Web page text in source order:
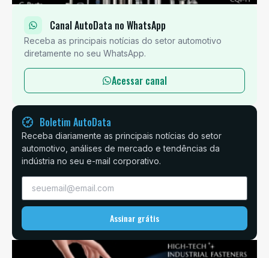
Canal AutoData no WhatsApp
Receba as principais notícias do setor automotivo
diretamente no seu WhatsApp.
Acessar canal
Boletim AutoData
Receba diariamente as principais notícias do setor
automotivo, análises de mercado e tendências da
indústria no seu e-mail corporativo.
Assinar grátis